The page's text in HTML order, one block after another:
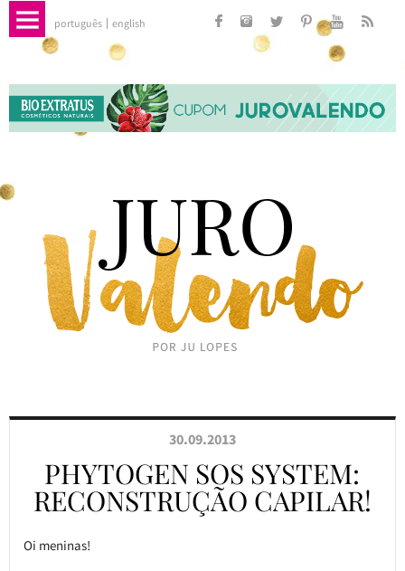
português english
30.09.2013
PHYTOGEN SOS SYSTEM:
RECONSTRUÇÃO CAPILAR!
Oi meninas!